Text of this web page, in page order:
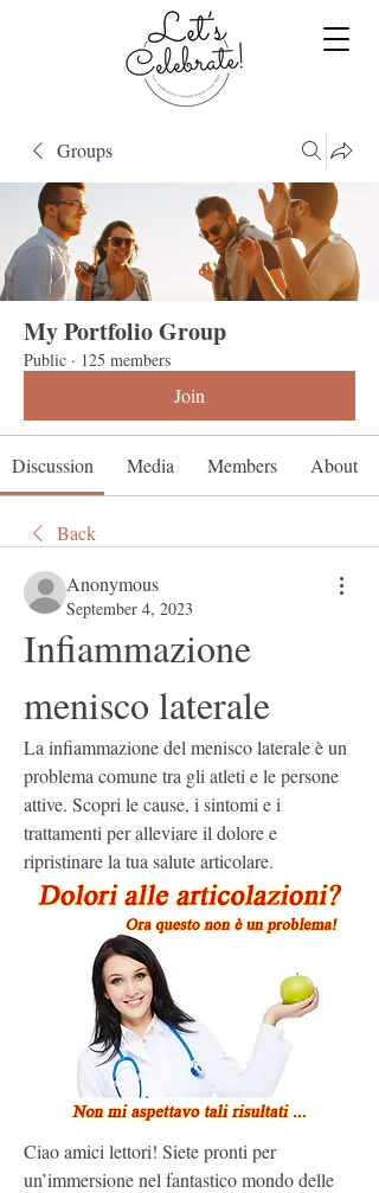
Groups
My Portfolio Group
Public · 125 members
Join
Discussion Media Members About
Back
Anonymous
September 4, 2023
Infiammazione
menisco laterale
La infiammazione del menisco laterale è un
problema comune tra gli atleti e le persone
attive. Scopri le cause, i sintomi e i
trattamenti per alleviare il dolore e
ripristinare la tua salute articolare.
Ciao amici lettori! Siete pronti per
un’immersione nel fantastico mondo delle